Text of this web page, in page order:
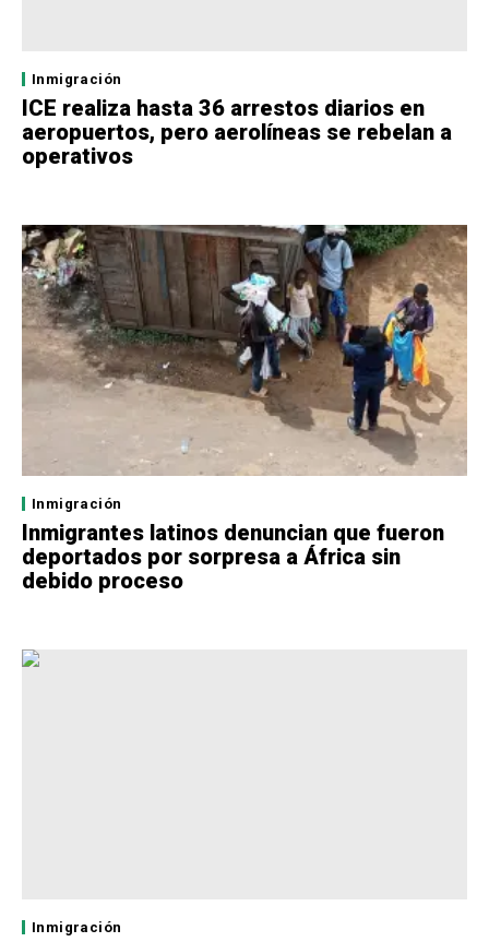
Inmigración
ICE realiza hasta 36 arrestos diarios en
aeropuertos, pero aerolíneas se rebelan a
operativos
Inmigración
Inmigrantes latinos denuncian que fueron
deportados por sorpresa a África sin
debido proceso
Inmigración